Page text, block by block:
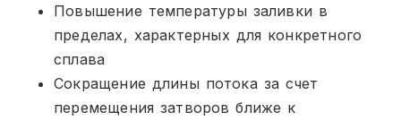
Повышение температуры заливки в
пределах, характерных для конкретного
сплава
Сокращение длины потока за счет
перемещения затворов ближе к